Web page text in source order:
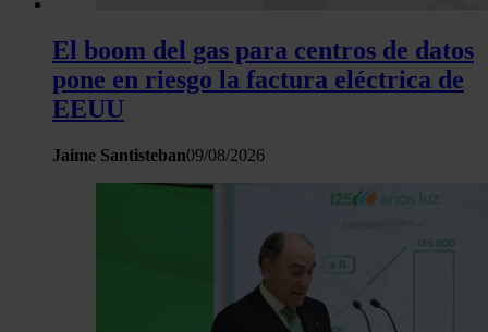
El boom del gas para centros de datos
pone en riesgo la factura eléctrica de
EEUU
Jaime Santisteban09/08/2026